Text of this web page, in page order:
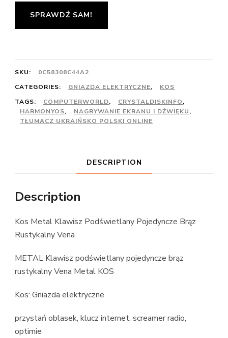
SPRAWDŹ SAM!
SKU:
0C58308C44A2
CATEGORIES:
GNIAZDA ELEKTRYCZNE,
KOS
TAGS:
COMPUTERWORLD, CRYSTALDISKINFO,
HARMONYOS, NAGRYWANIE EKRANU I DŹWIĘKU,
TŁUMACZ UKRAIŃSKO POLSKI ONLINE
DESCRIPTION
Description
Kos Metal Klawisz Podświetlany Pojedyncze Brąz
Rustykalny Vena
METAL Klawisz podświetlany pojedyncze brąz
rustykalny Vena Metal KOS
Kos: Gniazda elektryczne
przystań oblasek, klucz internet, screamer radio,
optimie